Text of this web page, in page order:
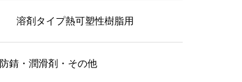
溶剤タイプ熱可塑性樹脂用
防錆・潤滑剤・その他